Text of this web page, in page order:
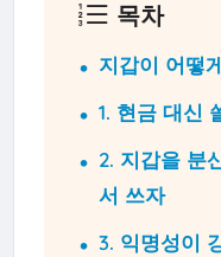
목차
지갑이 어떻
1. 현금 대신
2. 지갑을 분
서 쓰자
3. 익명성이